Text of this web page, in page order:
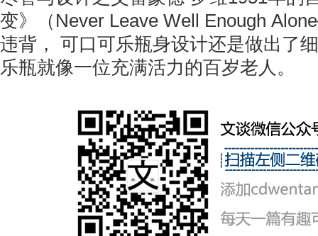
变》（Never Leave Well Enough
违背， 可口可乐瓶身设计还是做出了
乐瓶就像一位充满活力的百岁老人。